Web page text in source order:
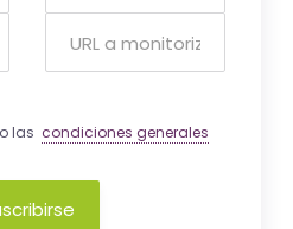
las condiciones generales